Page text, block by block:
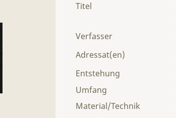
Titel
Verfasser
Adressat(en)
Entstehung
Umfang
Material/Technik